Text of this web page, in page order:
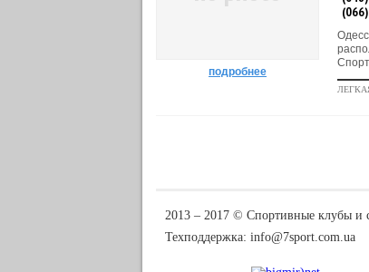
подробнее
2013 ‒ 2017 © Спортивные клубы и
Техподдержка: info@7sport.com.ua